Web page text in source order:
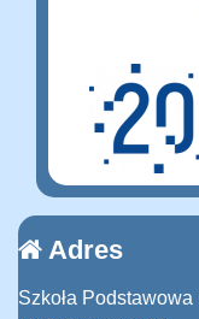
Adres
Szkoła